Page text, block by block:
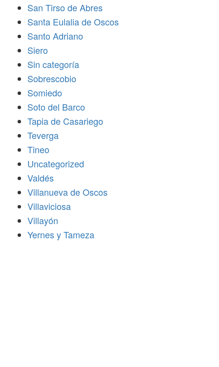
San Tirso de Abres
Santa Eulalia de Oscos
Santo Adriano
Siero
Sin categoría
Sobrescobio
Somiedo
Soto del Barco
Tapia de Casariego
Teverga
Tineo
Uncategorized
Valdés
Villanueva de Oscos
Villaviciosa
Villayón
Yernes y Tameza